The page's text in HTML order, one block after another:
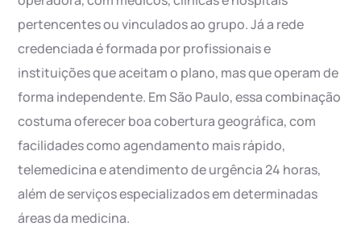
pertencentes ou vinculados ao grupo. Já a rede
credenciada é formada por profissionais e
instituições que aceitam o plano, mas que operam de
forma independente. Em São Paulo, essa combinação
costuma oferecer boa cobertura geográfica, com
facilidades como agendamento mais rápido,
telemedicina e atendimento de urgência 24 horas,
além de serviços especializados em determinadas
áreas da medicina.